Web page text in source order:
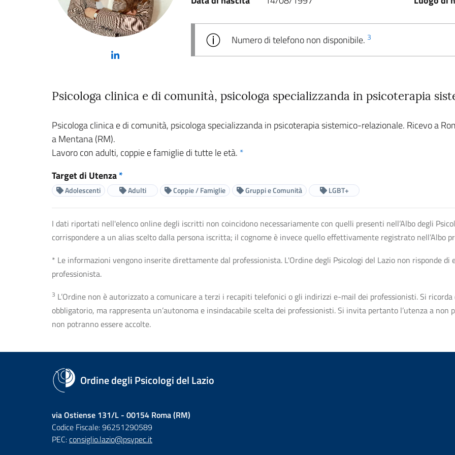
(nuova scheda - new tab)
Numero di telefono non disponibile. 3
Psicologa clinica e di comunità, psicologa specializzanda in psicoterapia
Psicologa clinica e di comunità, psicologa specializzanda in psicoterapia sistemico-relazionale. Ricevo a
a Mentana (RM).
Lavoro con adulti, coppie e famiglie di tutte le età. *
Target di Utenza*
Adolescenti Adulti Coppie / Famiglie Gruppi e Comunità LGBT+
I dati riportati nell'elenco online degli iscritti non coincidono necessariamente con quelli presenti nell’Albo degli
corrispondere a un alias scelto dalla persona iscritta; il cognome è invece quello effettivamente registrato nell’Albo
* Le informazioni vengono inserite direttamente dal professionista. L'Ordine degli Psicologi del Lazio non risponde
professionista.
3 L’Ordine non è autorizzato a comunicare a terzi i recapiti telefonici o gli indirizzi e-mail dei professionisti. Si
obbligatorio, ma rappresenta un’autonoma e insindacabile scelta dei professionisti. Si invita pertanto l’utenza a
non potranno essere accolte.
Ordine degli Psicologi del Lazio
via Ostiense 131/L - 00154 Roma (RM)
Codice Fiscale: 96251290589
PEC:consiglio.lazio@psypec.it